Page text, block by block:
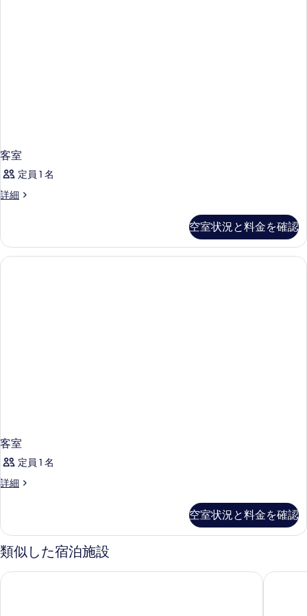
客室
定員 1 名
詳細
客
細
空室状況と料金を確認
客室
定員 1 名
詳細
客
細
空室状況と料金を確認
類似した宿泊施設
ザ コーブ ロタナ リゾート ローヴ